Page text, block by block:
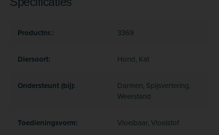
Productnr.: 3369
Diersoort: Hond, Kat
Ondersteunt (bij):
Darmen, Spijsvertering,
Weerstand
Toedieningsvorm: Vloeibaar, Vloeistof